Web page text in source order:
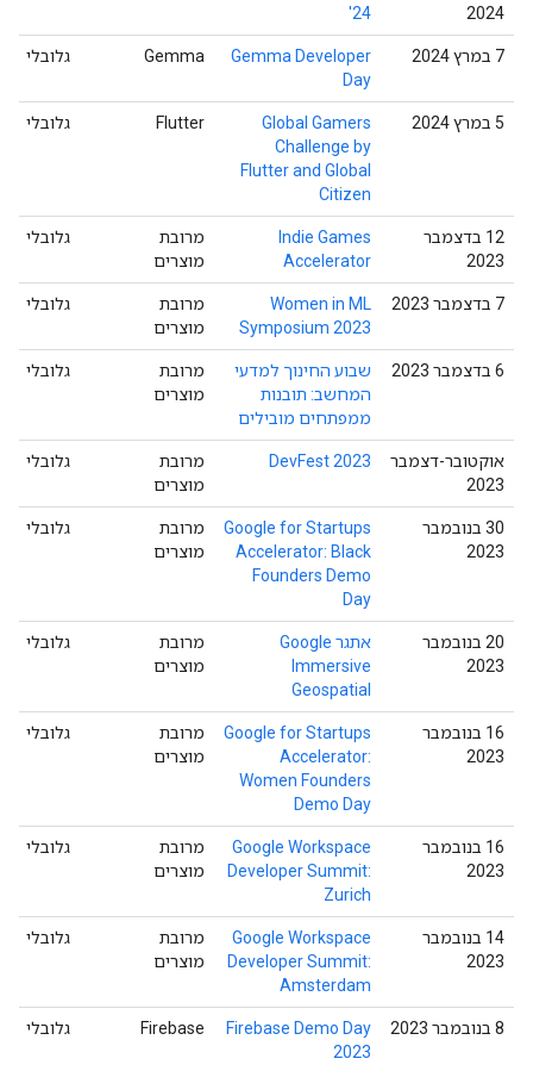
2024
'24
‫7 במרץ 2024
Gemma Developer
Day
גלובלי
‫5 במרץ 2024
Global Gamers
Challenge by
Flutter and Global
Citizen
Flutter גלובלי
12 בדצמבר
2023
Indie Games
Accelerator
מרובת
מוצרים
גלובלי
‫7 בדצמבר 2023
Women in ML
Symposium 2023
מרובת
מוצרים
גלובלי
‫6 בדצמבר 2023
שבוע החינוך למדעי
המחשב: תובנות
ממפתחים מובילים
מרובת
מוצרים
גלובלי
אוקטובר-דצמבר
2023
DevFest 2023
מרובת
מוצרים
גלובלי
‫30 בנובמבר
2023
Google for Startups
Accelerator: Black
Founders Demo
Day
מרובת
מוצרים
גלובלי
‫20 בנובמבר
2023
אתגר Google
Immersive
Geospatial
מרובת
מוצרים
גלובלי
‫16 בנובמבר
2023
Google for Startups
Accelerator:
Women Founders
Demo Day
מרובת
מוצרים
גלובלי
‫16 בנובמבר
2023
Google Workspace
Developer Summit:
Zurich
מרובת
מוצרים
גלובלי
‫14 בנובמבר
2023
Google Workspace
Developer Summit:
Amsterdam
מרובת
מוצרים
גלובלי
‫8 בנובמבר 2023
Firebase Demo Day
2023
Firebase גלובלי